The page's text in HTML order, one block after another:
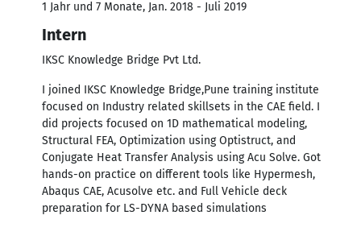
1 Jahr und 7 Monate, Jan. 2018 - Juli 2019
Intern
IKSC Knowledge Bridge Pvt Ltd.
I joined IKSC Knowledge Bridge,Pune training institute
focused on Industry related skillsets in the CAE field. I
did projects focused on 1D mathematical modeling,
Structural FEA, Optimization using Optistruct, and
Conjugate Heat Transfer Analysis using Acu Solve. Got
hands-on practice on different tools like Hypermesh,
Abaqus CAE, Acusolve etc. and Full Vehicle deck
preparation for LS-DYNA based simulations